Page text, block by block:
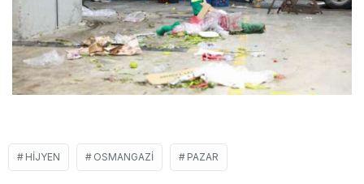
HIJYEN OSMANGAZI PAZAR